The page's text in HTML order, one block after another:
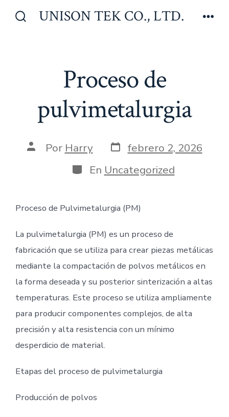
UNISON TEK CO., LTD.
Proceso de
pulvimetalurgia
AutorPor Harry Fecha
de
publicación
febrero 2, 2026
Categorías
En Uncategorized
Proceso de Pulvimetalurgia (PM)
La pulvimetalurgia (PM) es un proceso de
fabricación que se utiliza para crear piezas metálicas
mediante la compactación de polvos metálicos en
la forma deseada y su posterior sinterización a altas
temperaturas. Este proceso se utiliza ampliamente
para producir componentes complejos, de alta
precisión y alta resistencia con un mínimo
desperdicio de material.
Etapas del proceso de pulvimetalurgia
Producción de polvos